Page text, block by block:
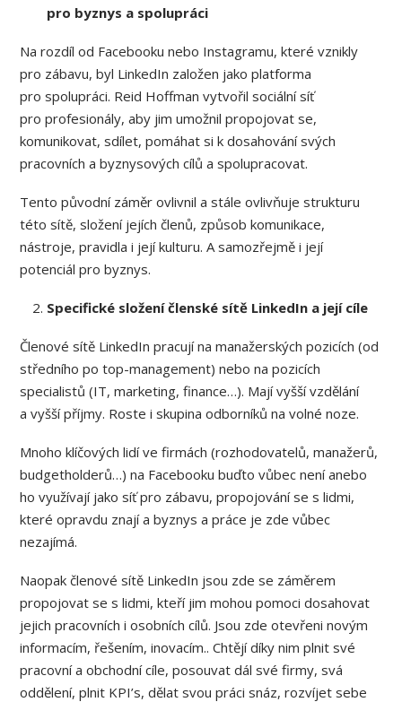
pro byznys a spolupráci
Na rozdíl od Facebooku nebo Instagramu, které vznikly
pro zábavu, byl LinkedIn založen jako platforma
pro spolupráci. Reid Hoffman vytvořil sociální síť
pro profesionály, aby jim umožnil propojovat se,
komunikovat, sdílet, pomáhat si k dosahování svých
pracovních a byznysových cílů a spolupracovat.
Tento původní záměr ovlivnil a stále ovlivňuje strukturu
této sítě, složení jejích členů, způsob komunikace,
nástroje, pravidla i její kulturu. A samozřejmě i její
potenciál pro byznys.
Specifické složení členské sítě LinkedIn a její cíle
Členové sítě LinkedIn pracují na manažerských pozicích (od
středního po top-management) nebo na pozicích
specialistů (IT, marketing, finance…). Mají vyšší vzdělání
a vyšší příjmy. Roste i skupina odborníků na volné noze.
Mnoho klíčových lidí ve firmách (rozhodovatelů, manažerů,
budgetholderů…) na Facebooku buďto vůbec není anebo
ho využívají jako síť pro zábavu, propojování se s lidmi,
které opravdu znají a byznys a práce je zde vůbec
nezajímá.
Naopak členové sítě LinkedIn jsou zde se záměrem
propojovat se s lidmi, kteří jim mohou pomoci dosahovat
jejich pracovních i osobních cílů. Jsou zde otevřeni novým
informacím, řešením, inovacím.. Chtějí díky nim plnit své
pracovní a obchodní cíle, posouvat dál své firmy, svá
oddělení, plnit KPI’s, dělat svou práci snáz, rozvíjet sebe